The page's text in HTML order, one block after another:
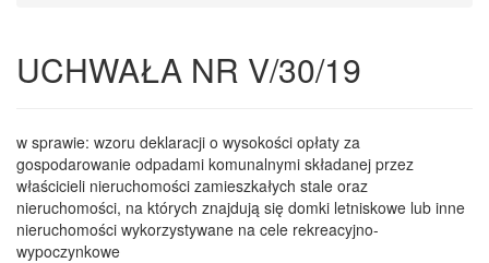
UCHWAŁA NR V/30/19
w sprawie: wzoru deklaracji o wysokości opłaty za
gospodarowanie odpadami komunalnymi składanej przez
właścicieli nieruchomości zamieszkałych stale oraz
nieruchomości, na których znajdują się domki letniskowe lub inne
nieruchomości wykorzystywane na cele rekreacyjno-
wypoczynkowe